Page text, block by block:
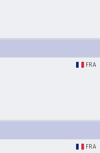
FRA
FRA